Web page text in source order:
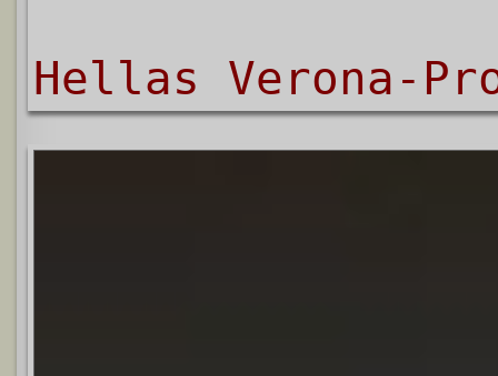
Hellas Verona-